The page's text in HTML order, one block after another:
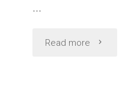
…
Read more "ク